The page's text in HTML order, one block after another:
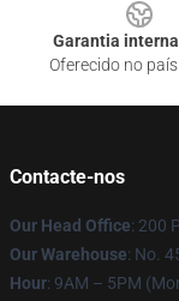
Garantia
Oferecido no
Contacte-nos
Our Head Office: 200
Our Warehouse: No.
Hour: 9AM – 5PM